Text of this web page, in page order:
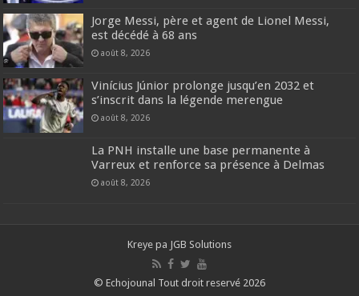
Jorge Messi, père et agent de Lionel Messi,
est décédé à 68 ans
août 8, 2026
Vinícius Júnior prolonge jusqu’en 2032 et
s’inscrit dans la légende merengue
août 8, 2026
La PNH installe une base permanente à
Varreux et renforce sa présence à Delmas
août 8, 2026
Kreye pa JGB Solutions
© Echojounal Tout droit reservé 2026